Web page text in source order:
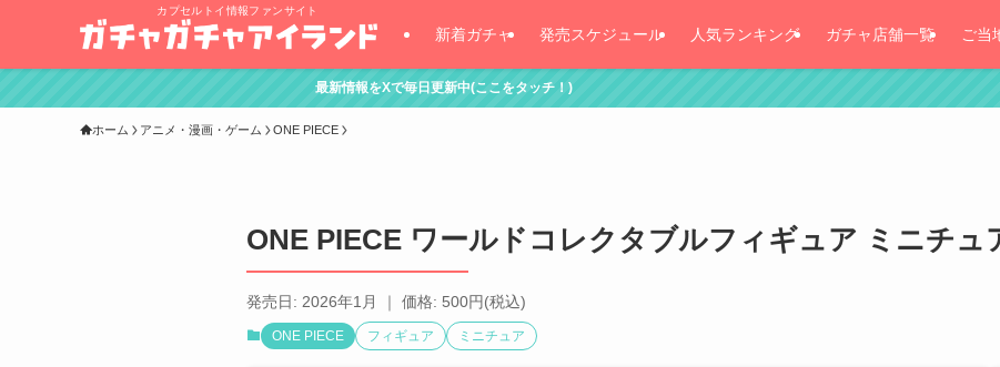
カプセルトイ情報ファンサイト
新着ガチャ 発売スケジュール 人気ランキング ガチャ店舗一覧 ご当
最新情報をXで毎日更新中(ここをタッチ！)
ホーム アニメ・漫画・ゲーム ONE PIECE
ONE PIECE ワールドコレクタブルフィギュア ミニチュ
発売日: 2026年1月 ｜ 価格: 500円(税込)
ONE PIECE フィギュア ミニチュア